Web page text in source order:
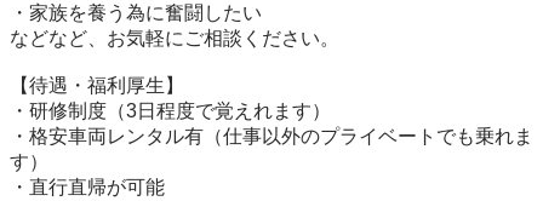
・家族を養う為に奮闘したい
などなど、お気軽にご相談ください。
【待遇・福利厚生】
・研修制度（3日程度で覚えれます）
・格安車両レンタル有（仕事以外のプライベートでも乗れま
す）
・直行直帰が可能